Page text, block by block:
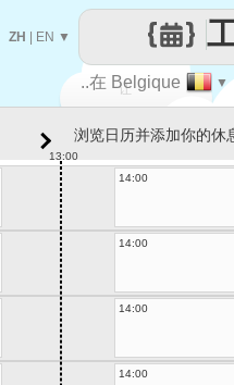
让
每
..在 Belgique ▼
ZH EN ▼
浏览日历并添加你的休
13:00
14:00
14:00
14:00
14:00